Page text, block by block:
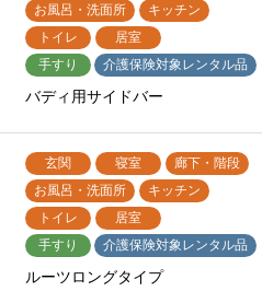
お風呂・洗面所
キッチン
トイレ
居室
手すり
介護保険対象レンタル品
バディ用サイドバー
玄関 寝室
廊下・階段
お風呂・洗面所
キッチン
トイレ
居室
手すり
介護保険対象レンタル品
ルーツロングタイプ